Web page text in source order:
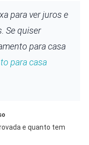
para ver juros e
Se quiser
para casa
para casa
e quanto tem